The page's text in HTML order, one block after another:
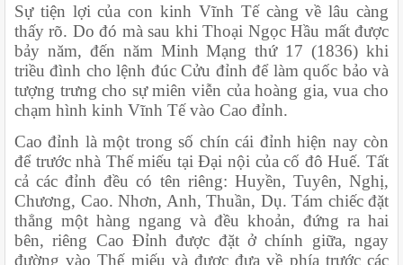
Sự tiện lợi của con kinh Vĩnh Tế càng về lâu càng
thấy rõ. Do đó mà sau khi Thoại Ngọc Hầu mất được
bảy năm, đến năm Minh Mạng thứ 17 (1836) khi
triều đình cho lệnh đúc Cửu đỉnh để làm quốc bảo và
tượng trưng cho sự miên viễn của hoàng gia, vua cho
chạm hình kinh Vĩnh Tế vào Cao đỉnh.
Cao đỉnh là một trong số chín cái đỉnh hiện nay còn
để trước nhà Thế miếu tại Đại nội của cố đô Huế. Tất
cả các đỉnh đều có tên riêng: Huyền, Tuyên, Nghị,
Chương, Cao. Nhơn, Anh, Thuần, Dụ. Tám chiếc đặt
thẳng một hàng ngang và đều khoản, đứng ra hai
bên, riêng Cao Đỉnh được đặt ở chính giữa, ngay
đường vào Thế miếu và được đưa về phía trước các